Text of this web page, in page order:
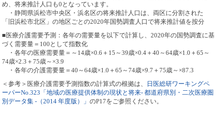
め、将来推計人口も0となっています。
・静岡県浜松市中央区・浜名区の将来推計人口は、両区に分割された
「旧浜松市北区」の地区ごとの2020年国勢調査人口で将来推計値を按分
■医療介護需要予測：各年の需要量を以下で計算し、2020年の国勢調査に基
づく需要量＝100として指数化
・各年の医療需要量＝～14歳×0.6＋15～39歳×0.4＋40～64歳×1.0＋65～
74歳×2.3＋75歳～×3.9
・各年の介護需要量＝40～64歳×1.0＋65～74歳×9.7＋75歳～×87.3
＜参考＞医療介護需要予測指数の計算式の根拠は、
日医総研ワーキングペ
ーパーNo.323「地域の医療提供体制の現状と将来- 都道府県別・二次医療圏
別データ集 -（2014 年度版）」のP17をご参照ください。